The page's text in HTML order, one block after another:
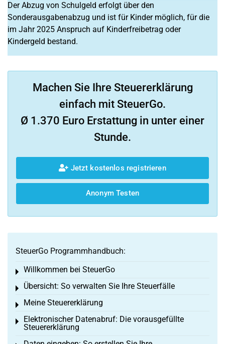
Der Abzug von Schulgeld erfolgt über den
Sonderausgabenabzug und ist für Kinder möglich, für die
im Jahr 2025 Anspruch auf Kinderfreibetrag oder
Kindergeld bestand.
Machen Sie Ihre Steuererklärung
einfach mit SteuerGo.
Ø 1.370 Euro Erstattung in unter einer
Stunde.
Jetzt kostenlos registrieren
Anonym Testen
SteuerGo Programmhandbuch:
Willkommen bei SteuerGo
Toggle menu
Übersicht: So verwalten Sie Ihre Steuerfälle
Toggle menu
Meine Steuererklärung
Toggle menu
Elektronischer Datenabruf: Die vorausgefüllte
Steuererklärung
Toggle menu